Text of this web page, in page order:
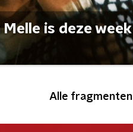
Melle is deze week
Alle fragmenten